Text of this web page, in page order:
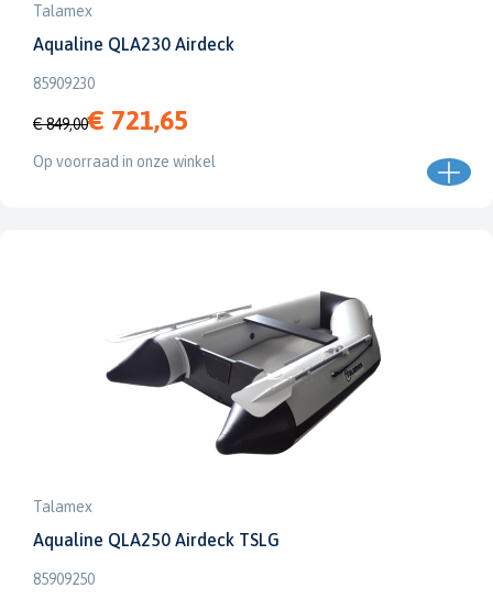
Talamex
Aqualine QLA230 Airdeck
85909230
€ 849,00€ 721,65
Op voorraad in onze winkel
Talamex
Aqualine QLA250 Airdeck TSLG
85909250